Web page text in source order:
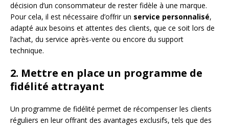
décision d’un consommateur de rester fidèle à une marque.
Pour cela, il est nécessaire d’offrir un service personnalisé,
adapté aux besoins et attentes des clients, que ce soit lors de
l’achat, du service après-vente ou encore du support
technique.
2. Mettre en place un programme de
fidélité attrayant
Un programme de fidélité permet de récompenser les clients
réguliers en leur offrant des avantages exclusifs, tels que des